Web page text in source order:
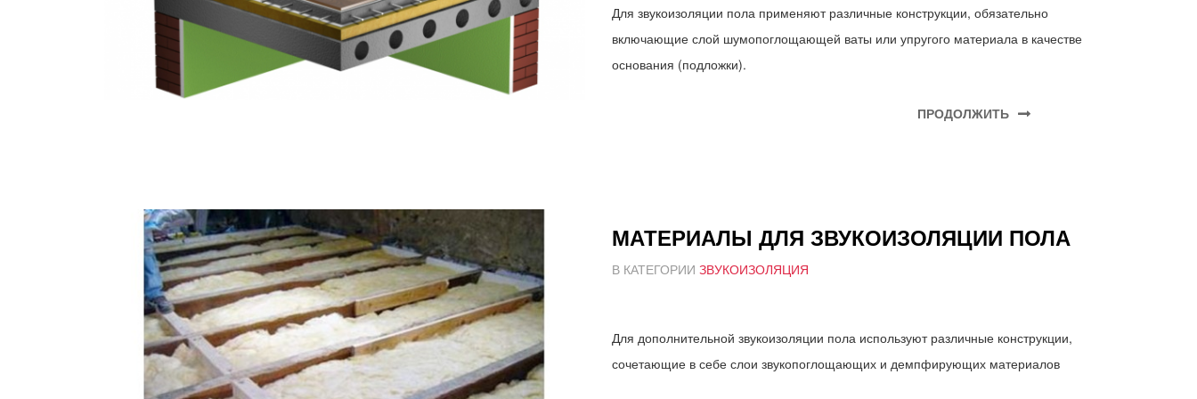
Для звукоизоляции пола применяют различные конструкции, обязательно
включающие слой шумопоглощающей ваты или упругого материала в качестве
основания (подложки).
ПРОДОЛЖИТЬ
МАТЕРИАЛЫ ДЛЯ ЗВУКОИЗОЛЯЦИИ ПОЛА
В КАТЕГОРИИ ЗВУКОИЗОЛЯЦИЯ
Для дополнительной звукоизоляции пола используют различные конструкции,
сочетающие в себе слои звукопоглощающих и демпфирующих материалов